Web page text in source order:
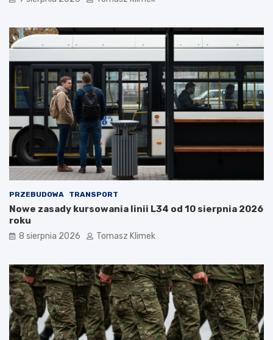
PRZEBUDOWA TRANSPORT
Nowe zasady kursowania linii L34 od 10 sierpnia 2026
roku
8 sierpnia 2026 Tomasz Klimek